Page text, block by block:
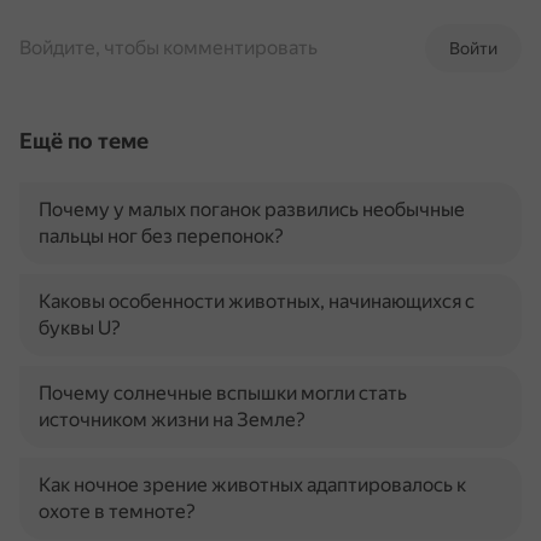
Войти
Войдите, чтобы комментировать
Ещё по теме
Почему у малых поганок развились необычные
пальцы ног без перепонок?
Каковы особенности животных, начинающихся с
буквы U?
Почему солнечные вспышки могли стать
источником жизни на Земле?
Как ночное зрение животных адаптировалось к
охоте в темноте?